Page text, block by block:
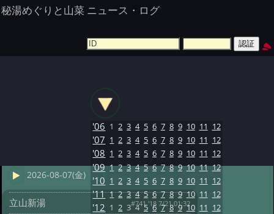
秘湯めぐりと山菜 ニュース・ログ
2026-08-07(金)
立山新湯 #741 '18 7/21 01:32
'06 1 2 3 4 5 6 7 8 9 10 11 12
'07 1 2 3 4 5 6 7 8 9 10 11 12
'08 1 2 3 4 5 6 7 8 9 10 11 12
'09 1 2 3 4 5 6 7 8 9 10 11 12
'10 1 2 3 4 5 6 7 8 9 10 11 12
'11 1 2 3 4 5 6 7 8 9 10 11 12
'12 1 2 3 4 5 6 7 8 9 10 11 12